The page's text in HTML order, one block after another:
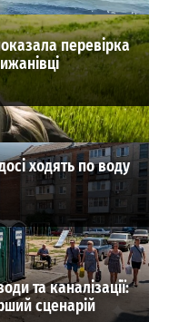
перевірка
ходять по воду
та каналізації:
сценарій